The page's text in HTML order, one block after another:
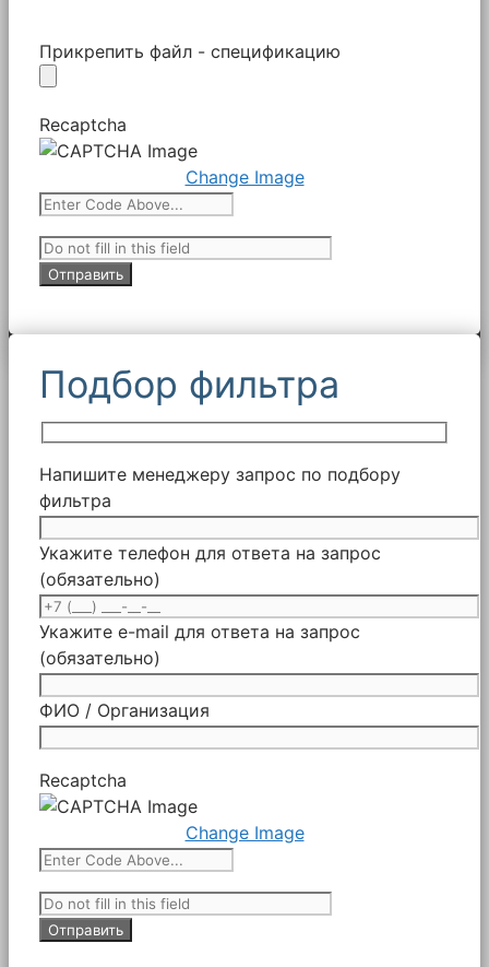
Прикрепить файл - спецификацию
Recaptcha
Change Image
Подбор фильтра
Напишите менеджеру запрос по подбору
фильтра
Укажите телефон для ответа на запрос
(обязательно)
Укажите e-mail для ответа на запрос
(обязательно)
ФИО / Организация
Recaptcha
Change Image